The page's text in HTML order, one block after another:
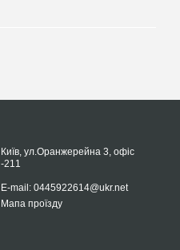
Київ, ул.Оранжерейна 3, офіс
-211
E-mail: 0445922614@ukr.net
Мапа проїзду